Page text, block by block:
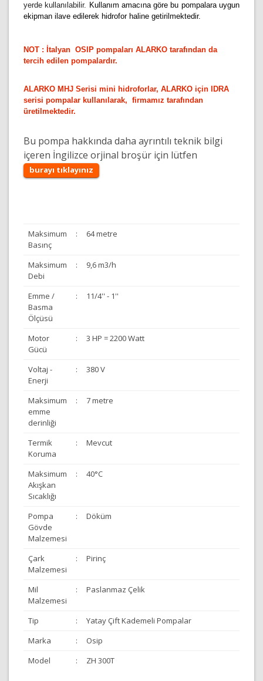
yerde kullanılabilir. Kullanım amacına göre bu pompalara uygun
ekipman ilave edilerek hidrofor haline getirilmektedir.
NOT : İtalyan OSIP pompaları ALARKO tarafından da
tercih edilen pompalardır.
ALARKO MHJ Serisi mini hidroforlar, ALARKO için IDRA
serisi pompalar kullanılarak, firmamız tarafından
üretilmektedir.
Bu pompa hakkında daha ayrıntılı teknik bilgi
içeren İngilizce orjinal broşür için lütfen
burayı tıklayınız
Maksimum
Basınç
: 64 metre
Maksimum
Debi
: 9,6 m3/h
Emme /
Basma
Ölçüsü
: 11/4'' - 1''
Motor
Gücü
: 3 HP = 2200 Watt
Voltaj -
Enerji
: 380 V
Maksimum
emme
derinliği
: 7 metre
Termik
Koruma
: Mevcut
Maksimum
Akışkan
Sıcaklığı
: 40°C
Pompa
Gövde
Malzemesi
: Döküm
Çark
Malzemesi
: Pirinç
Mil
Malzemesi
: Paslanmaz Çelik
Tip :
Yatay Çift Kademeli Pompalar
Marka
:
Osip
Model
: ZH 300T